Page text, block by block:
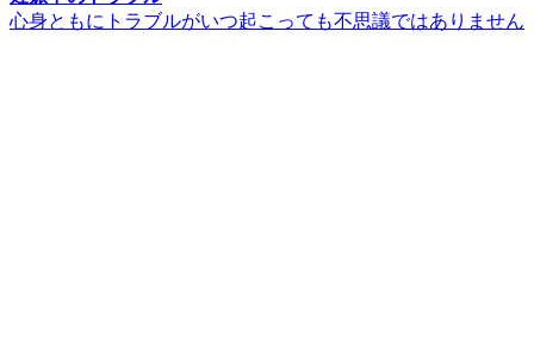
心身ともにトラブルがいつ起こっても不思議ではありません